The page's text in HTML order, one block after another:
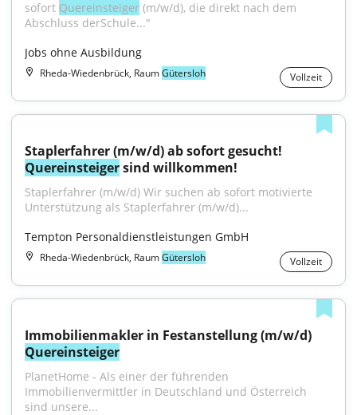
sofort Quereinsteiger (m/w/d), die direkt nach dem
Abschluss derSchule..."
Jobs ohne Ausbildung
Rheda-Wiedenbrück, RaumGütersloh Vollzeit
Quereinsteiger sind willkommen!
Staplerfahrer (m/w/d) Wir suchen ab sofort motivierte
Unterstützung als Staplerfahrer (m/w/d)...
Tempton Personaldienstleistungen GmbH
Rheda-Wiedenbrück, RaumGütersloh Vollzeit
Quereinsteiger
PlanetHome - Als einer der führenden
Immobilienvermittler in Deutschland und Österreich
sind unsere...